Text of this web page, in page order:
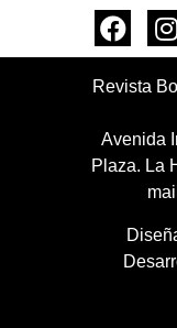
Revista
Avenida
Plaza. La